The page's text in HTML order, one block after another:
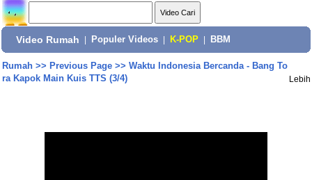
Video Rumah Populer Videos K-POP BBM
Rumah>> Previous Page>> Waktu Indonesia Bercanda - Bang To
ra Kapok Main Kuis TTS (3/4)
Lebih